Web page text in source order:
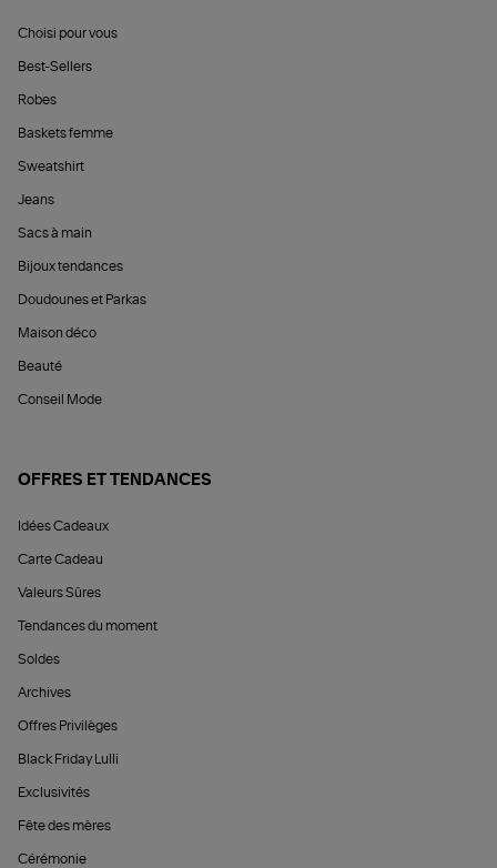
Choisi pour vous
Best-Sellers
Robes
Baskets femme
Sweatshirt
Jeans
Sacs à main
Bijoux tendances
Doudounes et Parkas
Maison déco
Beauté
Conseil Mode
OFFRES ET TENDANCES
Idées Cadeaux
Carte Cadeau
Valeurs Sûres
Tendances du moment
Soldes
Archives
Offres Privilèges
Black Friday Lulli
Exclusivités
Fête des mères
Cérémonie